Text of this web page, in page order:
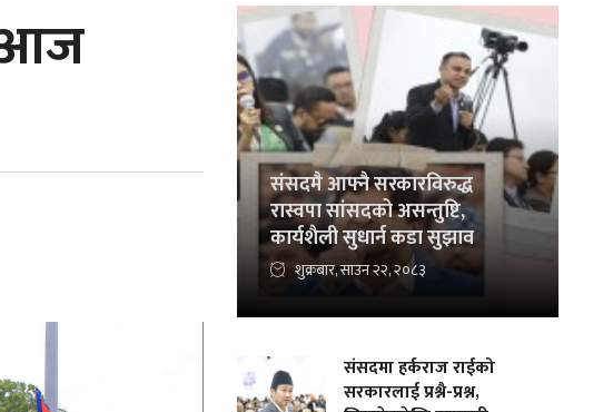
आज
संसदमै आफ्नै सरकारविरुद्ध
रास्वपा सांसदको असन्तुष्टि,
कार्यशैली सुधार्न कडा सुझाव
शुक्रबार, साउन २२, २०८३
संसदमा हर्कराज राईको
सरकारलाई प्रश्नै-प्रश्न,